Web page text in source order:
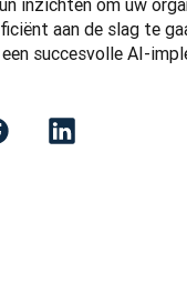
aan de slag te
succesvolle AI-